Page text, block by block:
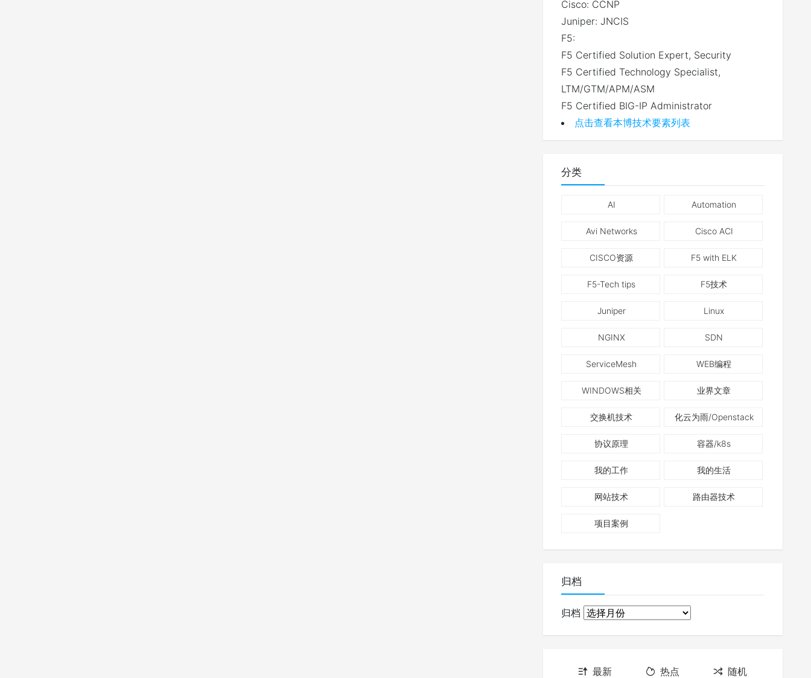
Cisco: CCNP
Juniper: JNCIS
F5:
F5 Certified Solution Expert, Security
F5 Certified Technology Specialist,
LTM/GTM/APM/ASM
F5 Certified BIG-IP Administrator
点击查看本博技术要素列表
分类
AI Automation
Avi Networks Cisco ACI
CISCO资源 F5 with ELK
F5-Tech tips F5技术
Juniper Linux
NGINX SDN
ServiceMesh WEB编程
WINDOWS相关 业界文章
交换机技术 化云为雨/Openstack
协议原理 容器/k8s
我的工作 我的生活
网站技术 路由器技术
项目案例
归档
归档
最新 热点 随机